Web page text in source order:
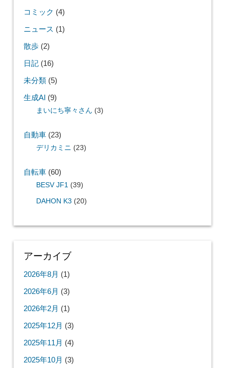
コミック (4)
ニュース (1)
散歩(2)
日記(16)
未分類(5)
生成AI (9)
まいにち寧々さん (3)
自動車(23)
デリカミニ (23)
自転車(60)
BESV JF1 (39)
DAHON K3 (20)
アーカイブ
2026年8月 (1)
2026年6月 (3)
2026年2月 (1)
2025年12月 (3)
2025年11月 (4)
2025年10月 (3)